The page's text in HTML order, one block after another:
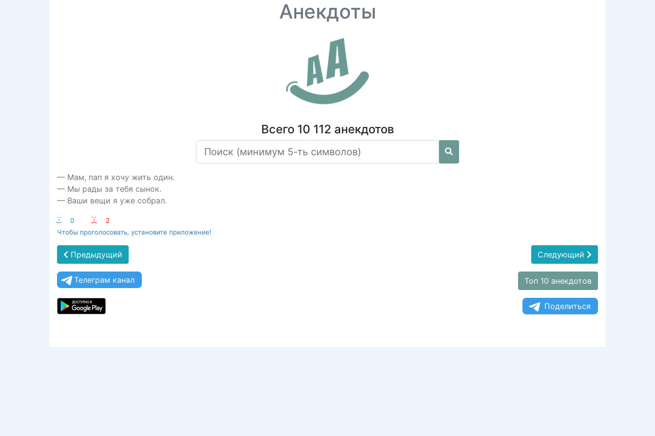
Анекдоты
Всего 10 112 анекдотов
— Мам, пап я хочу жить один.
— Мы рады за тебя сынок.
— Ваши вещи я уже собрал.
:-) 0 :-(
2
Чтобы проголосовать, установите приложение!
Предыдущий Следующий
Телеграм канал Топ 10 анекдотов
Поделиться